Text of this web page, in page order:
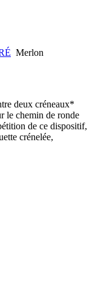
Merlon
deux créneaux*
le chemin de ronde
de ce dispositif,
crénelée,